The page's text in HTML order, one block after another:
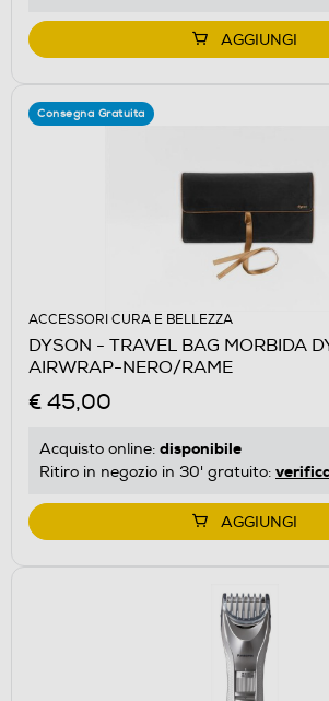
AGGIUNGI
Consegna Gratuita
ACCESSORI CURA E BELLEZZA
DYSON - TRAVEL BAG MORBIDA
AIRWRAP-NERO/RAME
€ 45,00
Acquisto online: disponibile
Ritiro in negozio in 30' gratuito:
AGGIUNGI